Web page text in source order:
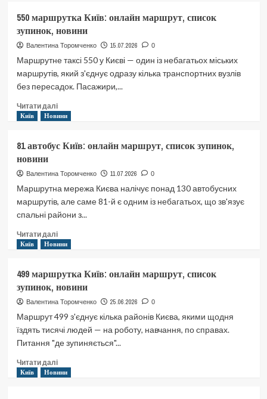
Київ:
онлайн
маршрут,
список
новини
550 маршрутка Київ: онлайн маршрут, список
зупинок, новини
Валентина Торомченко 15.07.2026 0
Маршрутне таксі 550 у Києві — один із небагатьох міських
маршрутів, який з'єднує одразу кілька транспортних вузлів
без пересадок. Пасажири,...
Читати даліДокладніше
про
Київ:
маршрут,
зупинок,
новини
Київ Новини
81 автобус Київ: онлайн маршрут, список зупинок,
новини
Валентина Торомченко 11.07.2026 0
Маршрутна мережа Києва налічує понад 130 автобусних
маршрутів, але саме 81-й є одним із небагатьох, що зв'язує
спальні райони з...
Читати даліДокладніше
про
Київ:
онлайн
маршрут,
список
зупинок,
новини
Київ Новини
499 маршрутка Київ: онлайн маршрут, список
зупинок, новини
Валентина Торомченко 25.06.2026 0
Маршрут 499 з'єднує кілька районів Києва, якими щодня
їздять тисячі людей — на роботу, навчання, по справах.
Питання "де зупиняється"...
Читати даліДокладніше
про
Київ Новини